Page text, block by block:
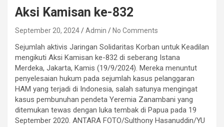
Aksi Kamisan ke-832
September 20, 2024 Admin No Comments
Sejumlah aktivis Jaringan Solidaritas Korban untuk Keadilan
mengikuti Aksi Kamisan ke-832 di seberang Istana
Merdeka, Jakarta, Kamis (19/9/2024). Mereka menuntut
penyelesaian hukum pada sejumlah kasus pelanggaran
HAM yang terjadi di Indonesia, salah satunya mengingat
kasus pembunuhan pendeta Yeremia Zanambani yang
ditemukan tewas dengan luka tembak di Papua pada 19
September 2020. ANTARA FOTO/Sulthony Hasanuddin/YU